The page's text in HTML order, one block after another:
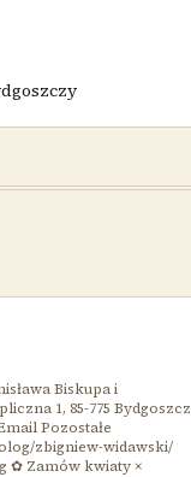
Biskupa i
1, 85-775 Bydgoszcz
Pozostałe
zbigniew-widawski/
✿ Zamów kwiaty ×